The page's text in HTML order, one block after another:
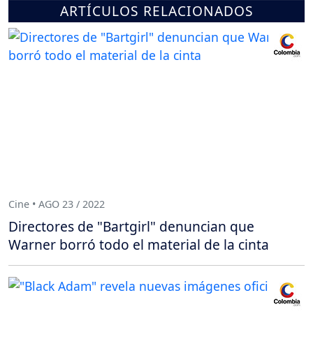
ARTÍCULOS RELACIONADOS
Cine • AGO 23 / 2022
Directores de "Bartgirl" denuncian que
Warner borró todo el material de la cinta